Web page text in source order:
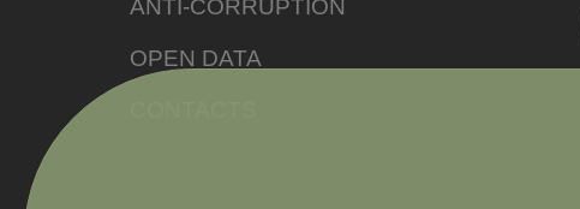
ANTI-CORRUPTION
OPEN DATA